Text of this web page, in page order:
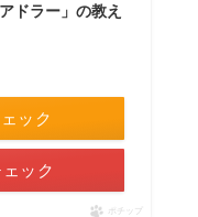
ドラー」の教え
ック
ック
ポチップ